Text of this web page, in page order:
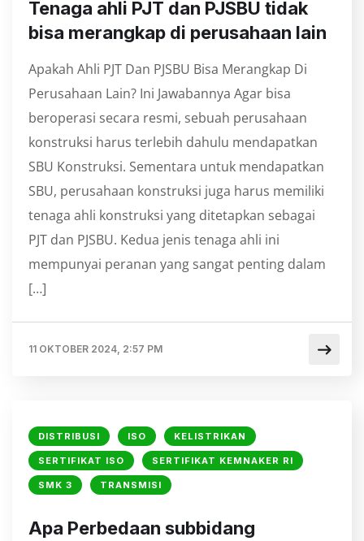
⁠Tenaga ahli PJT dan PJSBU tidak
bisa merangkap di perusahaan lain
Apakah Ahli PJT Dan PJSBU Bisa Merangkap Di
Perusahaan Lain? Ini Jawabannya Agar bisa
beroperasi secara resmi, sebuah perusahaan
konstruksi harus terlebih dahulu mendapatkan
SBU Konstruksi. Sementara untuk mendapatkan
SBU, perusahaan konstruksi juga harus memiliki
tenaga ahli konstruksi yang ditetapkan sebagai
PJT dan PJSBU. Kedua jenis tenaga ahli ini
mempunyai peranan yang sangat penting dalam
[…]
11 OKTOBER 2024, 2:57 PM
DISTRIBUSI ISO KELISTRIKAN
SERTIFIKAT ISO SERTIFIKAT KEMNAKER RI
SMK 3 TRANSMISI
⁠Apa Perbedaan subbidang